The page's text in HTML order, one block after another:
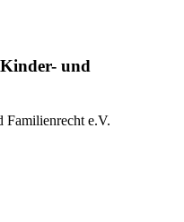
und
Familienrecht e.V.